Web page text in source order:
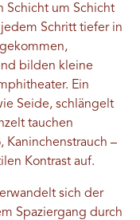
Schicht um Schicht
Schritt tiefer in
bilden kleine
Ein
Seide, schlängelt
tauchen
Kaninchenstrauch –
Kontrast auf.
sich der
Spaziergang durch